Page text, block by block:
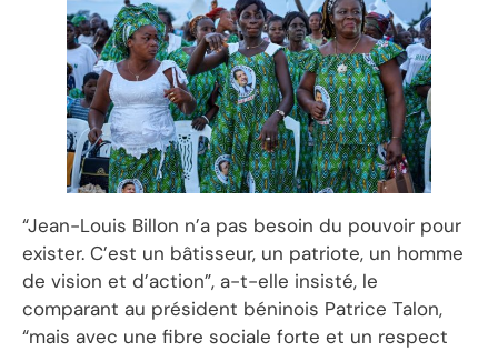
“Jean-Louis Billon n’a pas besoin du pouvoir pour
exister. C’est un bâtisseur, un patriote, un homme
de vision et d’action”, a-t-elle insisté, le
comparant au président béninois Patrice Talon,
“mais avec une fibre sociale forte et un respect